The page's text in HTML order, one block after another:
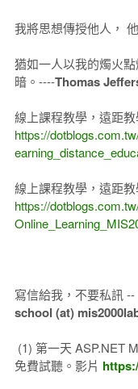
我將思想傳授他人，
猶如一人以我的燭火
暗。----Thomas
線上課程教學，遠距
https://
線上課程教學，遠距
https://
寫信給我，不要私訊 --
school (at)
(1) 第一天 ASP.NET
免費試聽。影片